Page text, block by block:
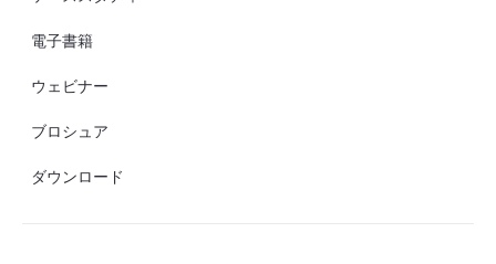
電子書籍
ウェビナー
ブロシュア
ダウンロード